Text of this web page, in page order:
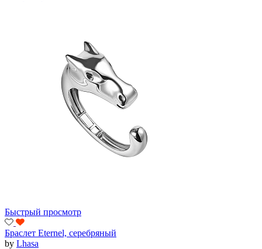
Быстрый просмотр
Браслет Eternel, серебряный
by Lhasa